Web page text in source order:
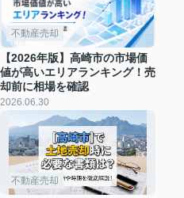
不動産売却
【2026年版】高崎市の市場価
値が高いエリアランキング！売
却前に相場を確認
2026.06.30
不動産売却